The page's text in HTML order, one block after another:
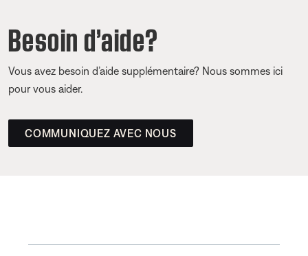
Besoin d’aide?
Vous avez besoin d’aide supplémentaire? Nous sommes ici
pour vous aider.
COMMUNIQUEZ AVEC NOUS